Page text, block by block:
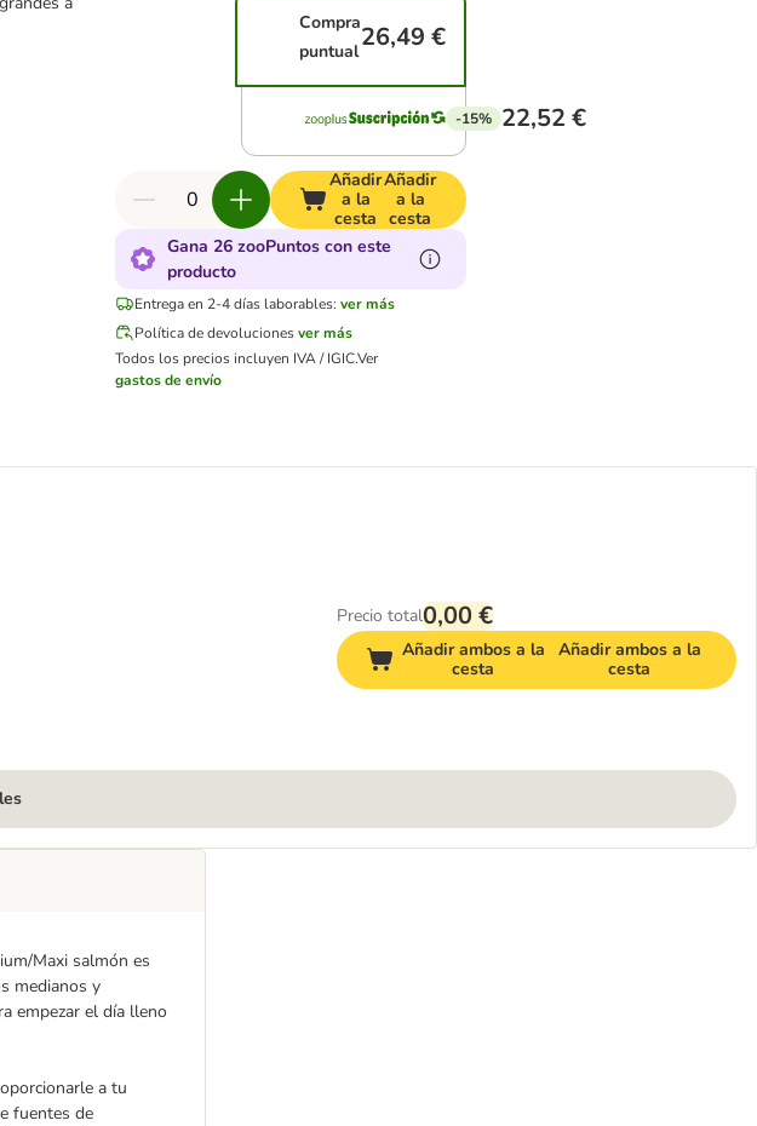
Compra
puntual26,49 €
-15% 22,52 €
Añadir
a la
cesta
Añadir
a la
cesta
Gana 26 zooPuntos con este
producto
Entrega en 2-4 días laborables: ver más
Política de devolucionesver más
Todos los precios incluyen IVA / IGIC.Ver
gastos de envío
Precio total0,00 €
Añadir ambos a la
cesta
Añadir ambos a la
cesta
Maxi salmón es
medianos y
empezar el día lleno
a tu
fuentes de